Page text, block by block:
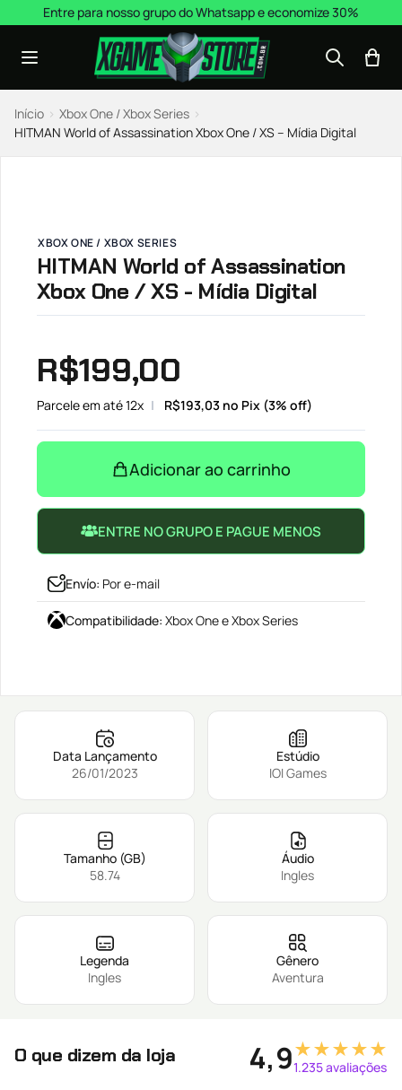
Pular para o conteúdo
Entre para nosso grupo do Whatsapp e economize 30%
Início › Xbox One / Xbox Series ›
HITMAN World of Assassination Xbox One / XS – Mídia Digital
XBOX ONE / XBOX SERIES
HITMAN World of Assassination
Xbox One / XS - Mídia Digital
R$199,00
Parcele em até 12x R$193,03 no Pix (3% off)
Adicionar ao carrinho
ENTRE NO GRUPO E PAGUE MENOS
Envío: Por e-mail
Compatibilidade: Xbox One e Xbox Series
Data Lançamento
26/01/2023
Estúdio
IOI Games
Tamanho (GB)
58.74
Áudio
Ingles
Legenda
Ingles
Gênero
Aventura
O que dizem da loja 4,9★★★★★
1.235 avaliações